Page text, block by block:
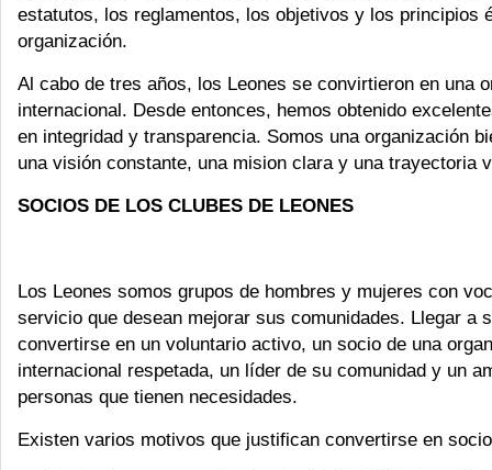
estatutos, los reglamentos, los objetivos y los principios
organización.
Al cabo de tres años, los Leones se convirtieron en una
internacional. Desde entonces, hemos obtenido
en integridad y transparencia. Somos una organización
una visión constante, una mision clara y una trayectoria
SOCIOS DE LOS CLUBES DE LEONES
Los Leones somos grupos de hombres y mujeres con
servicio que desean mejorar sus comunidades. Llegar a
convertirse en un voluntario activo, un socio de una
internacional respetada, un líder de su comunidad y un
personas que tienen necesidades.
Existen varios motivos que justifican convertirse en